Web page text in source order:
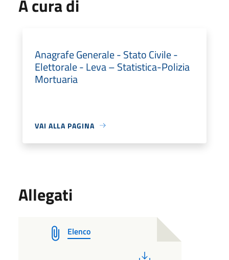
A cura di
Anagrafe Generale - Stato Civile -
Elettorale - Leva – Statistica-Polizia
Mortuaria
VAI ALLA PAGINA
Allegati
Elenco